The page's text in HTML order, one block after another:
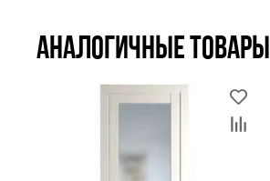
Аналогичные товары